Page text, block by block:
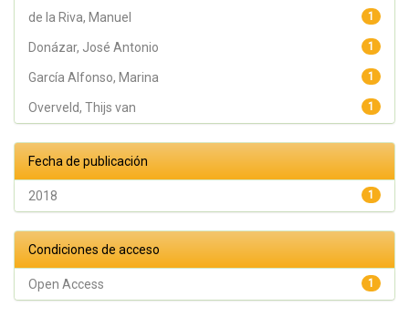
1
de la Riva, Manuel
1
Donázar, José Antonio
1
García Alfonso, Marina
1
Overveld, Thijs van
Fecha de publicación
1
2018
Condiciones de acceso
1
Open Access